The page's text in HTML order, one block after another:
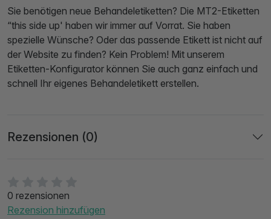
0 rezensionen
Rezension hinzufügen
Sie benötigen neue Behandeletiketten? Die MT2-Etiketten
“this side up' haben wir immer auf Vorrat. Sie haben
spezielle Wünsche? Oder das passende Etikett ist nicht auf
der Website zu finden? Kein Problem! Mit unserem
Etiketten-Konfigurator können Sie auch ganz einfach und
schnell Ihr eigenes Behandeletikett erstellen.
Rezensionen (0)